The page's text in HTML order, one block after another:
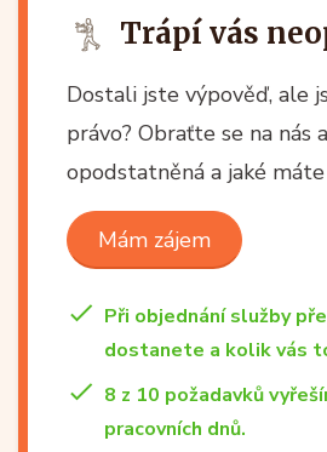
Trápí vás
Dostali jste výpověď, ale
právo? Obraťte se na
opodstatněná a jaké
Mám zájem
Při objednání služby
dostanete a kolik vás
8 z 10 požadavků
pracovních dnů.